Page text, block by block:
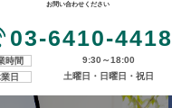
お問い合わせください
03-6410-4418
時間
9:30～18:00
日
土曜日・日曜日・祝日